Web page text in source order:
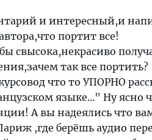
и интересный,и
портит все!
свысока,некрасиво
так все портить?
что то УПОРНО
языке..." Ну ясно
А вы надеялись что
,где берёшь аудио